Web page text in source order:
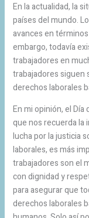
En la actualidad, la
países del mundo.
avances en
embargo, todavía
trabajadores en
trabajadores siguen
derechos laborales
En mi opinión, el
que nos recuerda la
lucha por la justicia
laborales, es más
trabajadores son el
con dignidad y
para asegurar que
derechos laborales